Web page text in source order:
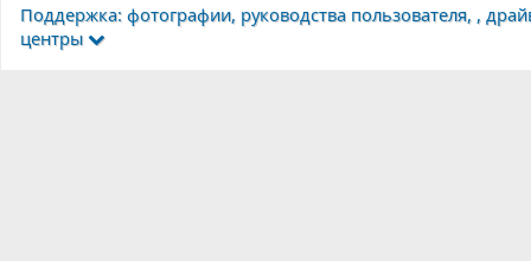
Поддержка: фотографии, руководства пользователя, ,
центры